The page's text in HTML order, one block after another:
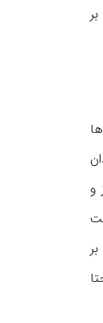
و